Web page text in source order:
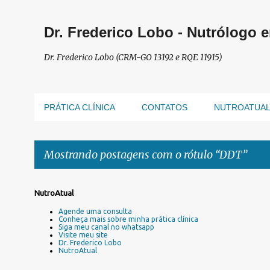
Dr. Frederico Lobo - Nutrólogo
Dr. Frederico Lobo (CRM-GO 13192 e RQE 11915)
PRÁTICA CLÍNICA CONTATOS NUTROATUAL
Mostrando postagens com o rótulo DDT
P
NutroAtual
Agende uma consulta
Conheça mais sobre minha prática clínica
Siga meu canal no whatsapp
Visite meu site
Dr. Frederico Lobo
NutroAtual